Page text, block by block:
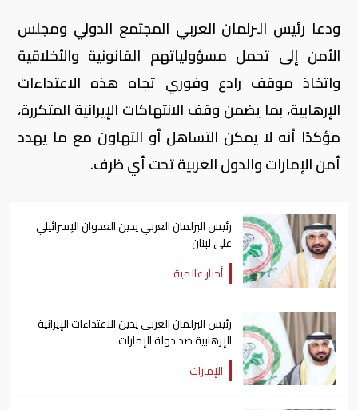
ودعا رئيس البرلمان العربي المجتمع الدولي ومجلس
الأمن إلى تحمل مسؤولياتهم القانونية والأخلاقية
واتخاذ موقف رادع وفوري تجاه هذه الاعتداءات
الإرهابية، بما يضمن وقف الانتهاكات الإيرانية المتكررة،
مؤكدًا أنه لا يمكن التساهل أو التهاون مع ما يهدد
أمن الإمارات والدول العربية تحت أي ظرف.
رئيس البرلمان العربي يدين العدوان الإسرائيلي
على لبنان
أخبار عالمية
رئيس البرلمان العربي يدين الاعتداءات الإيرانية
الإرهابية ضد دولة الإمارات
الإمارات